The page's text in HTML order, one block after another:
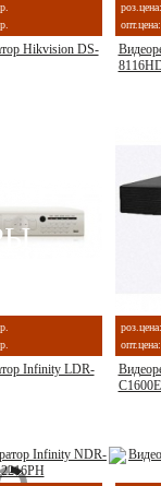
р.
р.
Hikvision DS-
роз.цена:
опт.цена:
р.
р.
Infinity LDR-
роз.цена:
опт.цена: